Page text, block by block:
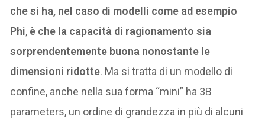
che si ha, nel caso di modelli come ad esempio
Phi, è che la capacità di ragionamento sia
sorprendentemente buona nonostante le
dimensioni ridotte. Ma si tratta di un modello di
confine, anche nella sua forma “mini” ha 3B
parameters, un ordine di grandezza in più di alcuni